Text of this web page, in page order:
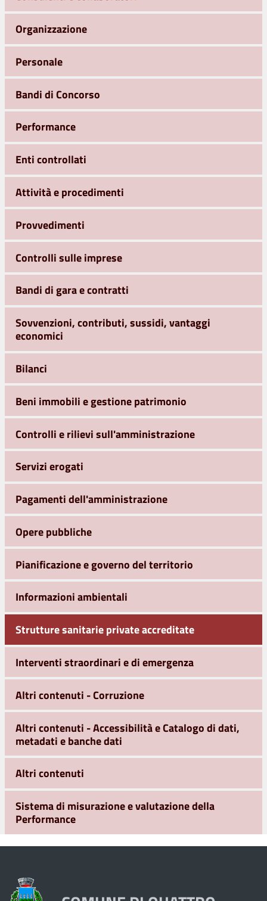
Organizzazione
Personale
Bandi di Concorso
Performance
Enti controllati
Attività e procedimenti
Provvedimenti
Controlli sulle imprese
Bandi di gara e contratti
Sovvenzioni, contributi, sussidi, vantaggi
economici
Bilanci
Beni immobili e gestione patrimonio
Controlli e rilievi sull'amministrazione
Servizi erogati
Pagamenti dell'amministrazione
Opere pubbliche
Pianificazione e governo del territorio
Informazioni ambientali
Strutture sanitarie private accreditate
Interventi straordinari e di emergenza
Altri contenuti - Corruzione
Altri contenuti - Accessibilità e Catalogo di dati,
metadati e banche dati
Altri contenuti
Sistema di misurazione e valutazione della
Performance